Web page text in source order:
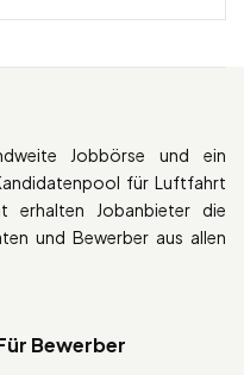
Jobbörse und ein
für Luftfahrt
erhalten Jobanbieter die
und Bewerber aus allen
Bewerber